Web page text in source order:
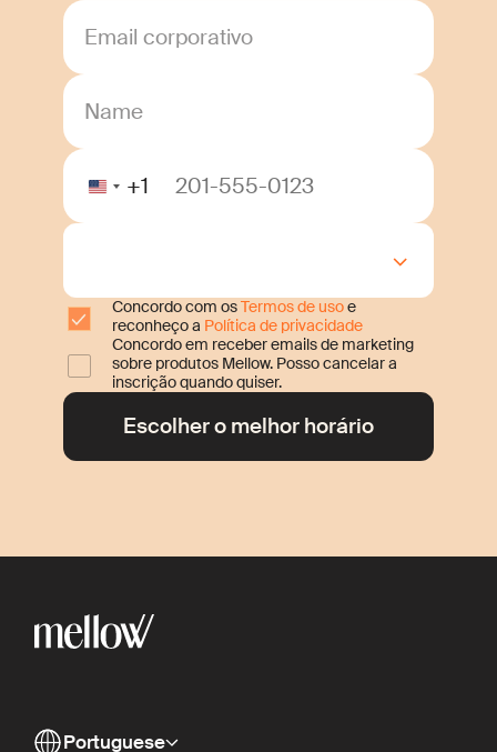
Email corporativo
Name
+1
Concordo com osTermos de usoe
reconheço a Política de privacidade
Concordo em receber emails de marketing
sobre produtos Mellow. Posso cancelar a
inscrição quando quiser.
Portuguese